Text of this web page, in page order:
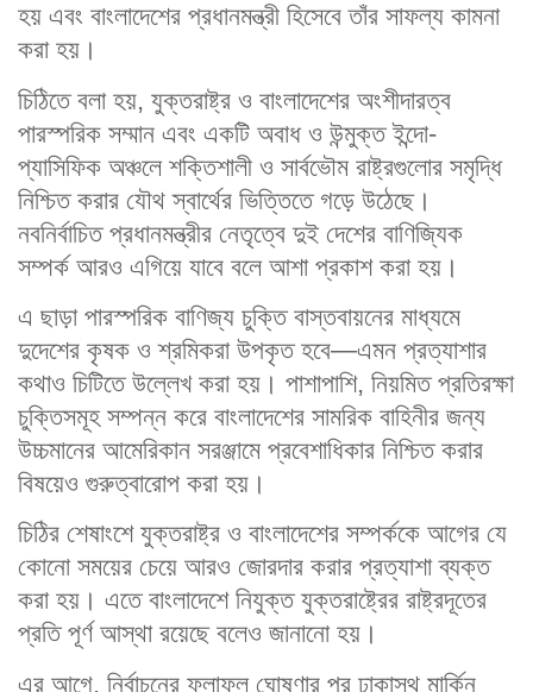
হয় এবং বাংলাদেশের প্রধানমন্ত্রী হিসেবে তাঁর সাফল্য কামনা
করা হয়।
চিঠিতে বলা হয়, যুক্তরাষ্ট্র ও বাংলাদেশের অংশীদারত্ব
পারস্পরিক সম্মান এবং একটি অবাধ ও উন্মুক্ত ইন্দো-
প্যাসিফিক অঞ্চলে শক্তিশালী ও সার্বভৌম রাষ্ট্রগুলোর সমৃদ্ধি
নিশ্চিত করার যৌথ স্বার্থের ভিত্তিতে গড়ে উঠেছে।
নবনির্বাচিত প্রধানমন্ত্রীর নেতৃত্বে দুই দেশের বাণিজ্যিক
সম্পর্ক আরও এগিয়ে যাবে বলে আশা প্রকাশ করা হয়।
এ ছাড়া পারস্পরিক বাণিজ্য চুক্তি বাস্তবায়নের মাধ্যমে
দুদেশের কৃষক ও শ্রমিকরা উপকৃত হবে—এমন প্রত্যাশার
কথাও চিটিতে উল্লেখ করা হয়। পাশাপাশি, নিয়মিত প্রতিরক্ষা
চুক্তিসমূহ সম্পন্ন করে বাংলাদেশের সামরিক বাহিনীর জন্য
উচ্চমানের আমেরিকান সরঞ্জামে প্রবেশাধিকার নিশ্চিত করার
বিষয়েও গুরুত্বারোপ করা হয়।
চিঠির শেষাংশে যুক্তরাষ্ট্র ও বাংলাদেশের সম্পর্ককে আগের যে
কোনো সময়ের চেয়ে আরও জোরদার করার প্রত্যাশা ব্যক্ত
করা হয়। এতে বাংলাদেশে নিযুক্ত যুক্তরাষ্ট্রের রাষ্ট্রদূতের
প্রতি পূর্ণ আস্থা রয়েছে বলেও জানানো হয়।
এর আগে, নির্বাচনের ফলাফল ঘোষণার পর ঢাকাস্থ মার্কিন